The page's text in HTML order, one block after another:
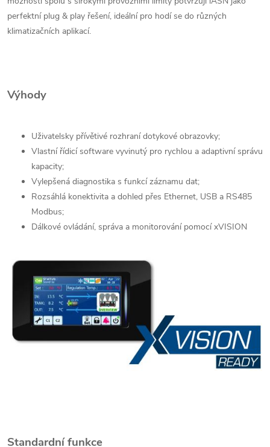
perfektní plug & play řešení, ideální pro hodí se do různých
klimatizačních aplikací.
Výhody
Uživatelsky přívětivé rozhraní dotykové obrazovky;
Vlastní řídicí software vyvinutý pro rychlou a adaptivní správu
kapacity;
Vylepšená diagnostika s funkcí záznamu dat;
Rozsáhlá konektivita a dohled přes Ethernet, USB a RS485
Modbus;
Dálkové ovládání, správa a monitorování pomocí xVISION
Standardní funkce